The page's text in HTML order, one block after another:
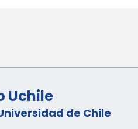
Uchile
de Chile